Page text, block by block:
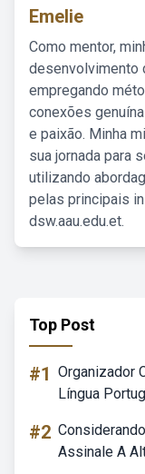
Emelie
Como mentor,
desenvolvimento
empregando
conexões
e paixão. Minha
sua jornada para
utilizando
pelas principais
dsw.aau.edu.et.
Top Post
#1 Organizador
Língua
#2
Assinale A